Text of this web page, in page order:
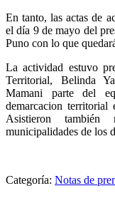
En tanto, las actas de
el día 9 de mayo del
Puno con lo que
La actividad estuvo
Territorial, Belinda
Mamani parte del
demarcacion territorial
Asistieron
municipalidades de los
Categoría: Notas de